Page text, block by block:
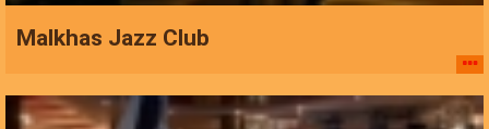
Malkhas Jazz Club